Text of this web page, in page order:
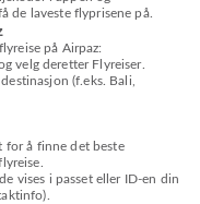
de laveste flyprisene på.
på Airpaz:
velg deretter Flyreiser.
(f.eks. Bali,
for å finne det beste
vises i passet eller ID-en din